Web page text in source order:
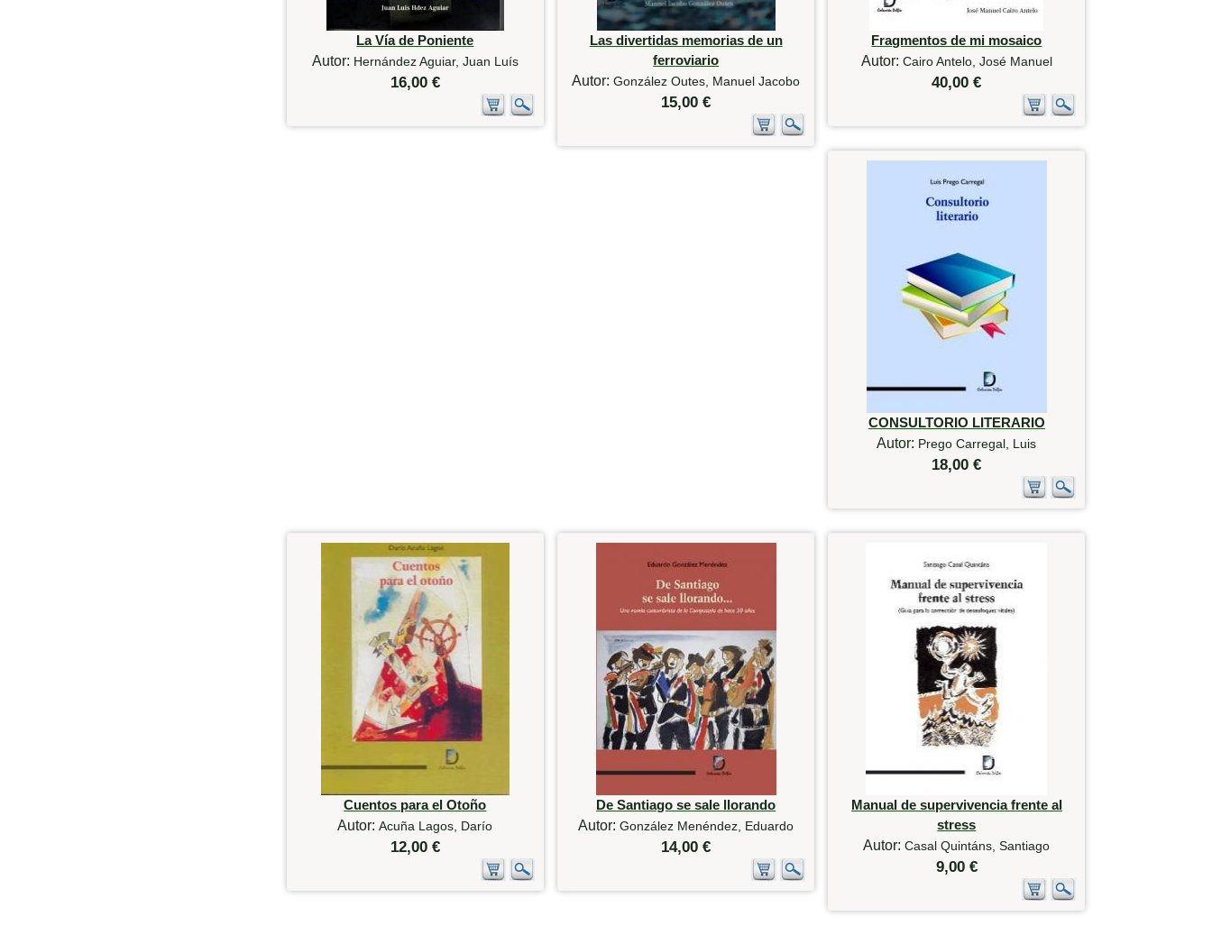
La Vía de Poniente
Autor: Hernández Aguiar, Juan Luís
16,00 €
Las divertidas memorias de un
ferroviario
Autor:González Outes, Manuel Jacobo
15,00 €
Fragmentos de mi mosaico
Autor: Cairo Antelo, José Manuel
40,00 €
CONSULTORIO LITERARIO
Autor: Prego Carregal, Luis
18,00 €
Cuentos para el Otoño
Autor:Acuña Lagos, Darío
12,00 €
De Santiago se sale llorando
Autor:González Menéndez, Eduardo
14,00 €
Manual de supervivencia frente al
stress
Autor:Casal Quintáns, Santiago
9,00 €